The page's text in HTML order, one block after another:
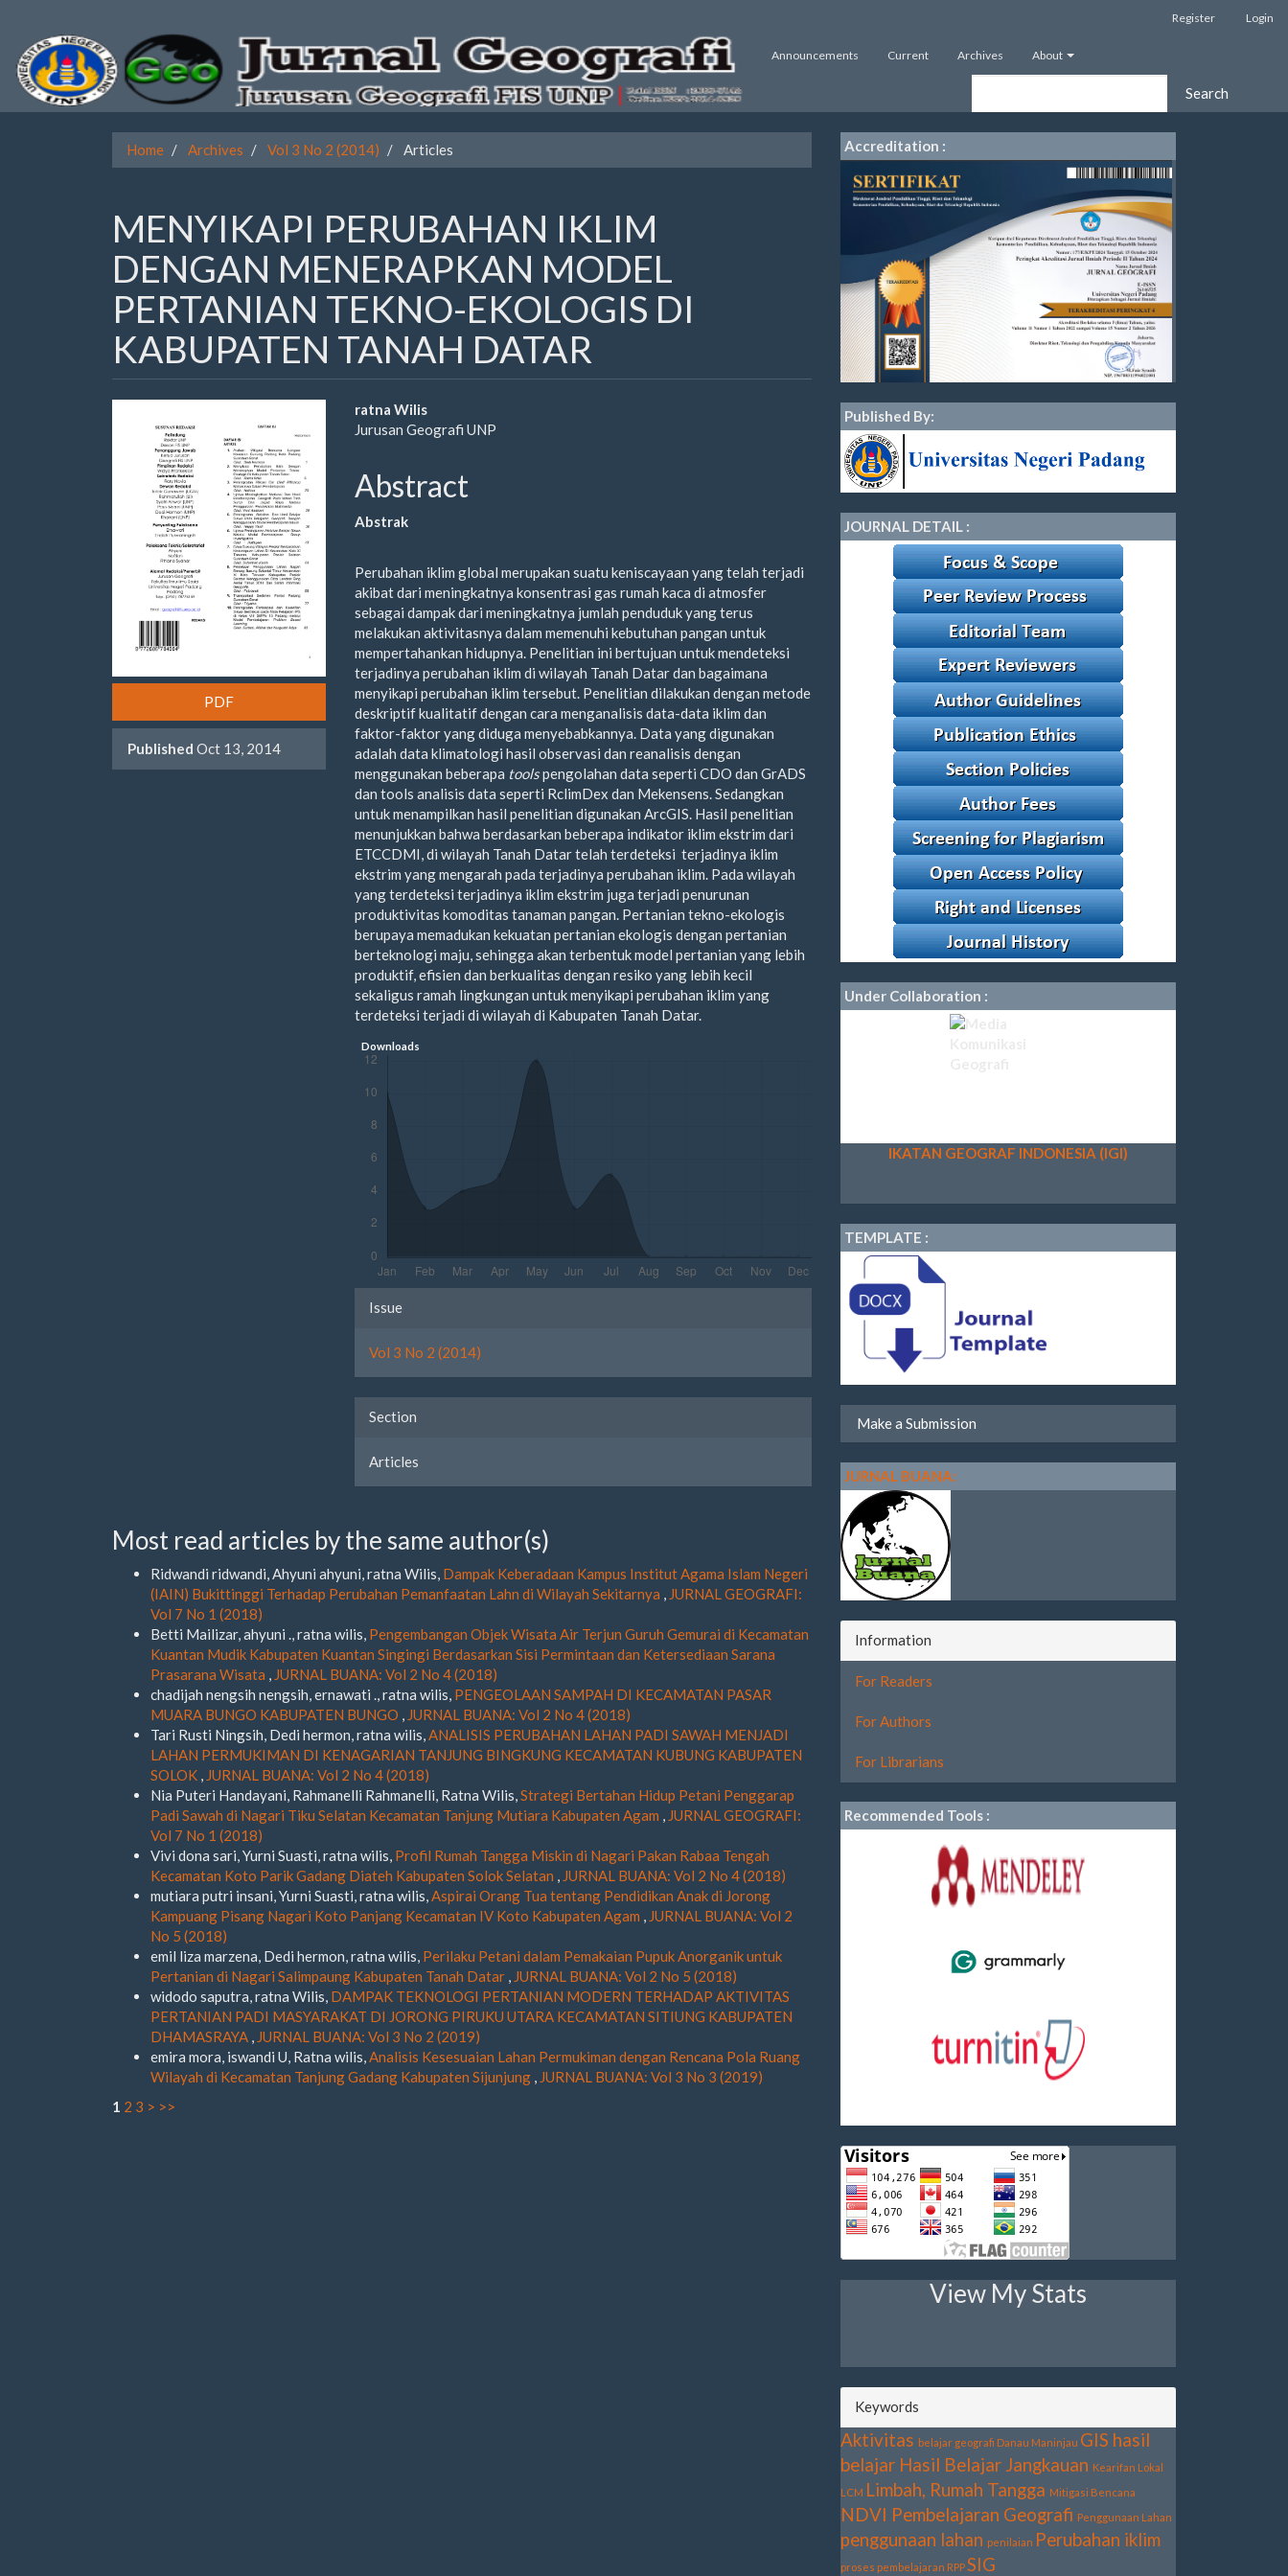
Quick
jump
to
Register Login
Announcements Current Archives About
Search
Home Archives Vol 3 No 2 (2014) Articles
MENYIKAPI PERUBAHAN IKLIM
DENGAN MENERAPKAN MODEL
PERTANIAN TEKNO-EKOLOGIS DI
KABUPATEN TANAH DATAR
Sidebar
PDF
Published Oct 13, 2014
Main
Article
Content
ratna Wilis
Jurusan Geografi UNP
Abstract
Abstrak
Perubahan iklim global merupakan suatu keniscayaan yang telah terjadi
akibat dari meningkatnya konsentrasi gas rumah kaca di atmosfer
sebagai dampak dari meningkatnya jumlah penduduk yang terus
melakukan aktivitasnya dalam memenuhi kebutuhan pangan untuk
mempertahankan hidupnya. Penelitian ini bertujuan untuk mendeteksi
terjadinya perubahan iklim di wilayah Tanah Datar dan bagaimana
menyikapi perubahan iklim tersebut. Penelitian dilakukan dengan metode
deskriptif kualitatif dengan cara menganalisis data-data iklim dan
faktor-faktor yang diduga menyebabkannya. Data yang digunakan
adalah data klimatologi hasil observasi dan reanalisis dengan
menggunakan beberapa toolspengolahan data seperti CDO dan GrADS
dan tools analisis data seperti RclimDex dan Mekensens. Sedangkan
untuk menampilkan hasil penelitian digunakan ArcGIS. Hasil penelitian
menunjukkan bahwa berdasarkan beberapa indikator iklim ekstrim dari
ETCCDMI, di wilayah Tanah Datar telah terdeteksi terjadinya iklim
ekstrim yang mengarah pada terjadinya perubahan iklim. Pada wilayah
yang terdeteksi terjadinya iklim ekstrim juga terjadi penurunan
produktivitas komoditas tanaman pangan. Pertanian tekno-ekologis
berupaya memadukan kekuatan pertanian ekologis dengan pertanian
berteknologi maju, sehingga akan terbentuk model pertanian yang lebih
produktif, efisien dan berkualitas dengan resiko yang lebih kecil
sekaligus ramah lingkungan untuk menyikapi perubahan iklim yang
terdeteksi terjadi di wilayah di Kabupaten Tanah Datar.
Downloads
Article
Details
Issue
Vol 3 No 2 (2014)
Section
Articles
Most read articles by the same author(s)
Ridwandi ridwandi, Ahyuni ahyuni, ratna Wilis, Dampak Keberadaan Kampus Institut Agama Islam Negeri
(IAIN) Bukittinggi Terhadap Perubahan Pemanfaatan Lahn di Wilayah Sekitarnya
JURNAL GEOGRAFI:
Vol 7 No 1 (2018)
Betti Mailizar, ahyuni ., ratna wilis, Pengembangan Objek Wisata Air Terjun Guruh Gemurai di Kecamatan
Kuantan Mudik Kabupaten Kuantan Singingi Berdasarkan Sisi Permintaan dan Ketersediaan Sarana
Prasarana Wisata
JURNAL BUANA: Vol 2 No 4 (2018)
chadijah nengsih nengsih, ernawati ., ratna wilis, PENGEOLAAN SAMPAH DI KECAMATAN PASAR
MUARA BUNGO KABUPATEN BUNGO
JURNAL BUANA: Vol 2 No 4 (2018)
Tari Rusti Ningsih, Dedi hermon, ratna wilis, ANALISIS PERUBAHAN LAHAN PADI SAWAH MENJADI
LAHAN PERMUKIMAN DI KENAGARIAN TANJUNG BINGKUNG KECAMATAN KUBUNG KABUPATEN
SOLOK
JURNAL BUANA: Vol 2 No 4 (2018)
Nia Puteri Handayani, Rahmanelli Rahmanelli, Ratna Wilis, Strategi Bertahan Hidup Petani Penggarap
Padi Sawah di Nagari Tiku Selatan Kecamatan Tanjung Mutiara Kabupaten Agam
JURNAL GEOGRAFI:
Vol 7 No 1 (2018)
Vivi dona sari, Yurni Suasti, ratna wilis, Profil Rumah Tangga Miskin di Nagari Pakan Rabaa Tengah
Kecamatan Koto Parik Gadang Diateh Kabupaten Solok Selatan
JURNAL BUANA: Vol 2 No 4 (2018)
mutiara putri insani, Yurni Suasti, ratna wilis, Aspirai Orang Tua tentang Pendidikan Anak di Jorong
Kampuang Pisang Nagari Koto Panjang Kecamatan IV Koto Kabupaten Agam
JURNAL BUANA: Vol 2
No 5 (2018)
emil liza marzena, Dedi hermon, ratna wilis, Perilaku Petani dalam Pemakaian Pupuk Anorganik untuk
Pertanian di Nagari Salimpaung Kabupaten Tanah Datar
JURNAL BUANA: Vol 2 No 5 (2018)
widodo saputra, ratna Wilis, DAMPAK TEKNOLOGI PERTANIAN MODERN TERHADAP AKTIVITAS
PERTANIAN PADI MASYARAKAT DI JORONG PIRUKU UTARA KECAMATAN SITIUNG KABUPATEN
DHAMASRAYA
JURNAL BUANA: Vol 3 No 2 (2019)
emira mora, iswandi U, Ratna wilis, Analisis Kesesuaian Lahan Permukiman dengan Rencana Pola Ruang
Wilayah di Kecamatan Tanjung Gadang Kabupaten Sijunjung
JURNAL BUANA: Vol 3 No 3 (2019)
1 2 3 > >>
Accreditation :
Published By:
JOURNAL DETAIL :
Under Collaboration :
IKATAN GEOGRAF INDONESIA (IGI)
TEMPLATE :
Make a Submission
JURNAL BUANA:
Information
For Readers
For Authors
For Librarians
Recommended Tools :
View My Stats
Keywords
Aktivitas belajar geografi Danau Maninjau GIS hasil
belajar Hasil Belajar Jangkauan Kearifan Lokal
LCM Limbah, Rumah Tangga Mitigasi Bencana
NDVI Pembelajaran Geografi Penggunaan Lahan
penggunaan lahan penilaian Perubahan iklim
proses pembelajaran RPPSIG